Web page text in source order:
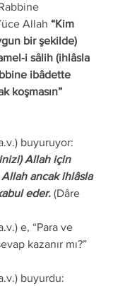
Allah “Kim
bir şekilde)
i sâlih (ihlâsla
ibâdette
koşmasın”
buyuruyor:
Allah ancak ihlâsla
eder. (Dâre
kazanır mı?”
buyurdu: